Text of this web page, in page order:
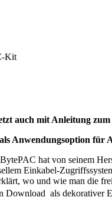
auch mit Anleitung
Anwendungsoption
hat von seinem
Einkabel-
wo und wie man die
 als